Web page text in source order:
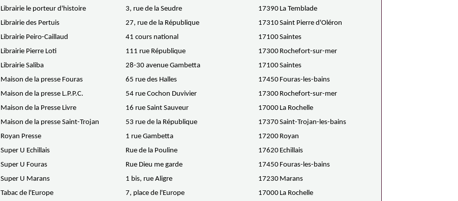
Librairie le porteur d'histoire
3, rue de la Seudre 17390 La Temblade
Librairie des Pertuis
27, rue de la République 17310Saint Pierre d'Oléron
Librairie Peiro-Caillaud
41 cours national 17100Saintes
Librairie Pierre Loti
111 rue République 17300 Rochefort-sur-mer
Librairie Saliba
28-30 avenue Gambetta 17100Saintes
Maison de la presse Fouras
65 rue des Halles 17450 Fouras-les-bains
Maison de la presse L.P.P.C.
54 rue Cochon Duvivier 17300 Rochefort-sur-mer
Maison de la Presse Livre
16 rue Saint Sauveur 17000 La Rochelle
Maison de la presse Saint-Trojan
53 rue de la République 17370Saint-Trojan-les-bains
Royan Presse
1 rue Gambetta 17200 Royan
Super U Echillais
Rue de la Pouline 17620 Echillais
Super U Fouras
Rue Dieu me garde 17450 Fouras-les-bains
Super U Marans
1 bis, rue Aligre 17230 Marans
Tabac de l'Europe
7, place de l'Europe 17000 La Rochelle